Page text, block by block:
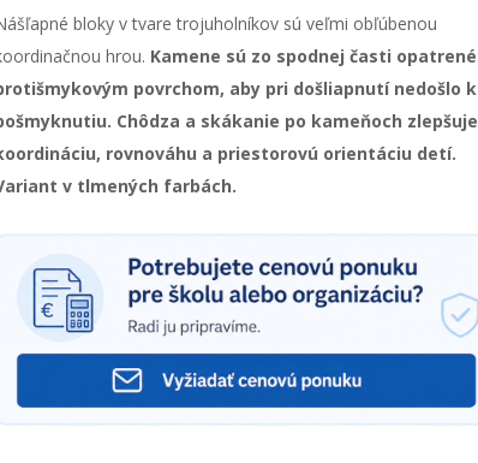
bloky v tvare trojuholníkov sú veľmi obľúbenou
hrou. Kamene sú zo spodnej časti opatrené
povrchom, aby pri došliapnutí nedošlo k
Chôdza a skákanie po kameňoch zlepšuje
rovnováhu a priestorovú orientáciu detí.
v tlmených farbách.